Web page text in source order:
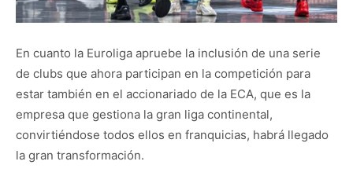
En cuanto la Euroliga apruebe la inclusión de una serie
de clubs que ahora participan en la competición para
estar también en el accionariado de la ECA, que es la
empresa que gestiona la gran liga continental,
convirtiéndose todos ellos en franquicias, habrá llegado
la gran transformación.